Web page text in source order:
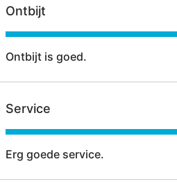
Ontbijt
Ontbijt is goed.
Service
Erg goede service.